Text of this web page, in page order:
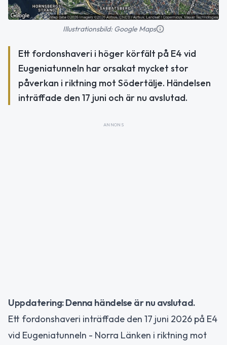
Illustrationsbild: Google Maps
Ett fordonshaveri i höger körfält på E4 vid
Eugeniatunneln har orsakat mycket stor
påverkan i riktning mot Södertälje. Händelsen
inträffade den 17 juni och är nu avslutad.
ANNONS
Uppdatering: Denna händelse är nu avslutad.
Ett fordonshaveri inträffade den 17 juni 2026 på E4
vid Eugeniatunneln - Norra Länken i riktning mot